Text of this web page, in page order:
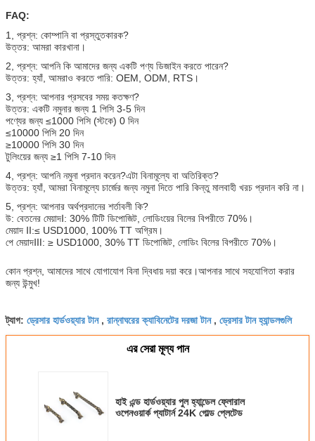
FAQ:
1, প্রশ্ন: কোম্পানি বা প্রস্তুতকারক?
উত্তর: আমরা কারখানা।
2, প্রশ্ন: আপনি কি আমাদের জন্য একটি পণ্য ডিজাইন করতে পারেন?
উত্তর: হ্যাঁ, আমরাও করতে পারি: OEM, ODM, RTS।
3, প্রশ্ন: আপনার প্রসবের সময় কতক্ষণ?
উত্তর: একটি নমুনার জন্য 1 পিসি 3-5 দিন
পণ্যের জন্য ≤1000 পিসি (স্টকে) 0 দিন
≤10000 পিসি 20 দিন
≥10000 পিসি 30 দিন
টুলিংয়ের জন্য ≥1 পিসি 7-10 দিন
4, প্রশ্ন: আপনি নমুনা প্রদান করেন?এটা বিনামূল্যে বা অতিরিক্ত?
উত্তর: হ্যাঁ, আমরা বিনামূল্যে চার্জের জন্য নমুনা দিতে পারি কিন্তু মালবাহী খরচ প্রদান করি না।
5, প্রশ্ন: আপনার অর্থপ্রদানের শর্তাবলী কি?
উ: বেতনের মেয়াদⅠ: 30% টিটি ডিপোজিট, লোডিংয়ের বিলের বিপরীতে 70%।
মেয়াদ Ⅱ:≤ USD1000, 100% TT অগ্রিম।
পে মেয়াদⅢ: ≥ USD1000, 30% TT ডিপোজিট, লোডিং বিলের বিপরীতে 70%।
কোন প্রশ্ন, আমাদের সাথে যোগাযোগ বিনা দ্বিধায় দয়া করে।আপনার সাথে সহযোগিতা করার
জন্য উন্মুখ!
ট্যাগ: ড্রেসার হার্ডওয়্যার টান, রান্নাঘরের ক্যাবিনেটের দরজা টান, ড্রেসার টান হ্যান্ডলগুলি
এর সেরা মূল্য পান
হাই এন্ড হার্ডওয়্যার পুল হ্যান্ডেল ফ্লোরাল
ওপেনওয়ার্ক প্যাটার্ন 24K গোল্ড প্লেটেড